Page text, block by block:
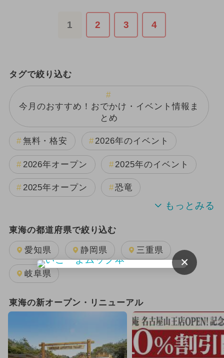
1 2 3 4
タグで絞り込む
今月のおすすめ！おでかけ・イベント情報ま
とめ
無料・格安 2026年のイベント
2026年オープン 2025年のイベント
2025年オープン 恐竜
2024年のイベント
日帰り 2025年11月のイベント
GW(ゴールデンウィーク) 雨の日OK
2025年3月のイベント
東海の都道府県で絞り込む
愛知県 静岡県 三重県
岐阜県
東海の新オープン・リニューアル
×